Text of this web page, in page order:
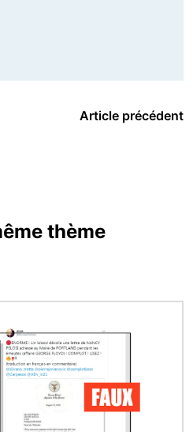
Article précédent
thème